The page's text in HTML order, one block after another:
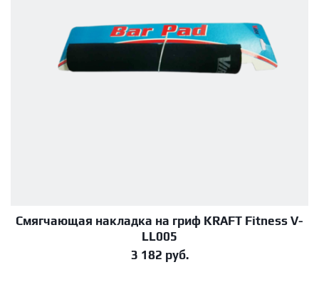
В корзину
Смягчающая накладка на гриф KRAFT Fitness V-
LL005
3 182 руб.